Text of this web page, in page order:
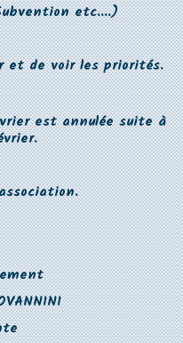
etc....)
et de voir les priorités.
est annulée suite à